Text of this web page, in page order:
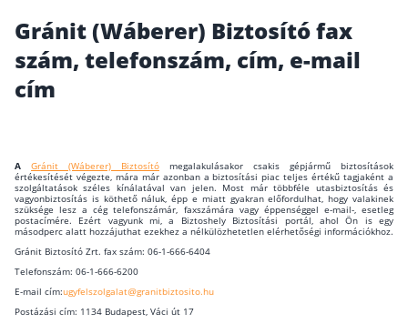
Kapcsolat
Bejelentkezés
Biztosítási hírek
Gránit (Wáberer) Biztosító fax
szám, telefonszám, cím, e-mail
cím
A Gránit (Wáberer) Biztosító megalakulásakor csakis gépjármű biztosítások
értékesítését végezte, mára már azonban a biztosítási piac teljes értékű tagjaként a
szolgáltatások széles kínálatával van jelen. Most már többféle utasbiztosítás és
vagyonbiztosítás is köthető náluk, épp e miatt gyakran előfordulhat, hogy valakinek
szüksége lesz a cég telefonszámár, faxszámára vagy éppenséggel e-mail-, esetleg
postacímére. Ezért vagyunk mi, a Biztoshely Biztosítási portál, ahol Ön is egy
másodperc alatt hozzájuthat ezekhez a nélkülözhetetlen elérhetőségi információkhoz.
Gránit Biztosító Zrt. fax szám: 06-1-666-6404
Telefonszám: 06-1-666-6200
E-mail cím:ugyfelszolgalat@granitbiztosito.hu
Postázási cím: 1134 Budapest, Váci út 17